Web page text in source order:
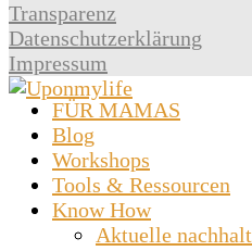
Transparenz
Datenschutzerklärung
Impressum
FÜR MAMAS
Blog
Workshops
Tools & Ressourcen
Know How
Aktuelle